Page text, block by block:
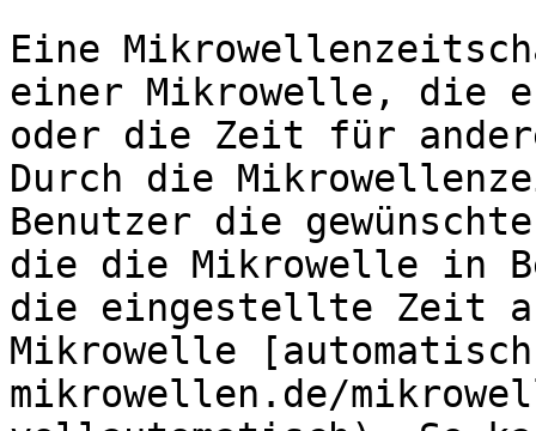
Eine
einer Mikrowelle, die
oder die Zeit für
Durch die
Benutzer die
die die Mikrowelle in
die eingestellte Zeit
Mikrowelle
mikrowellen.de/